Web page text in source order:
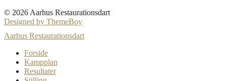
© 2026 Aarhus Restaurationsdart
Designed by ThemeBoy
Aarhus Restaurationsdart
Forside
Kampplan
Resultater